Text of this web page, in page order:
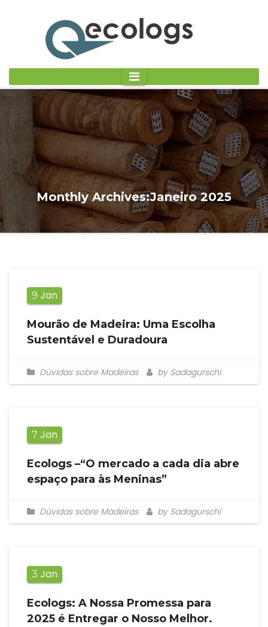
Monthly Archives:Janeiro 2025
9 Jan
Mourão de Madeira: Uma Escolha
Sustentável e Duradoura
Dúvidas sobre Madeiras by Sadagurschi
7 Jan
Ecologs –“O mercado a cada dia abre
espaço para às Meninas”
Dúvidas sobre Madeiras by Sadagurschi
3 Jan
Ecologs: A Nossa Promessa para
2025 é Entregar o Nosso Melhor.